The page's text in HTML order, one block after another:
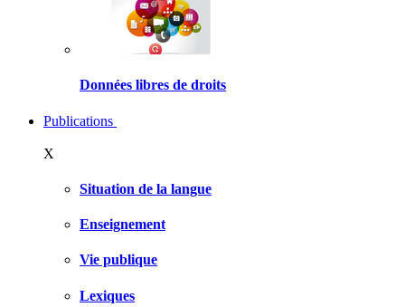
Données libres de droits
Publications
X
Situation de la langue
Enseignement
Vie publique
Lexiques